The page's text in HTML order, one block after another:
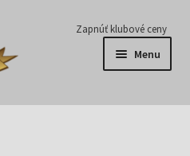
Preskočiť
navigáciu
Preskočiť
obsah
Zapnúť klubové ceny
Menu